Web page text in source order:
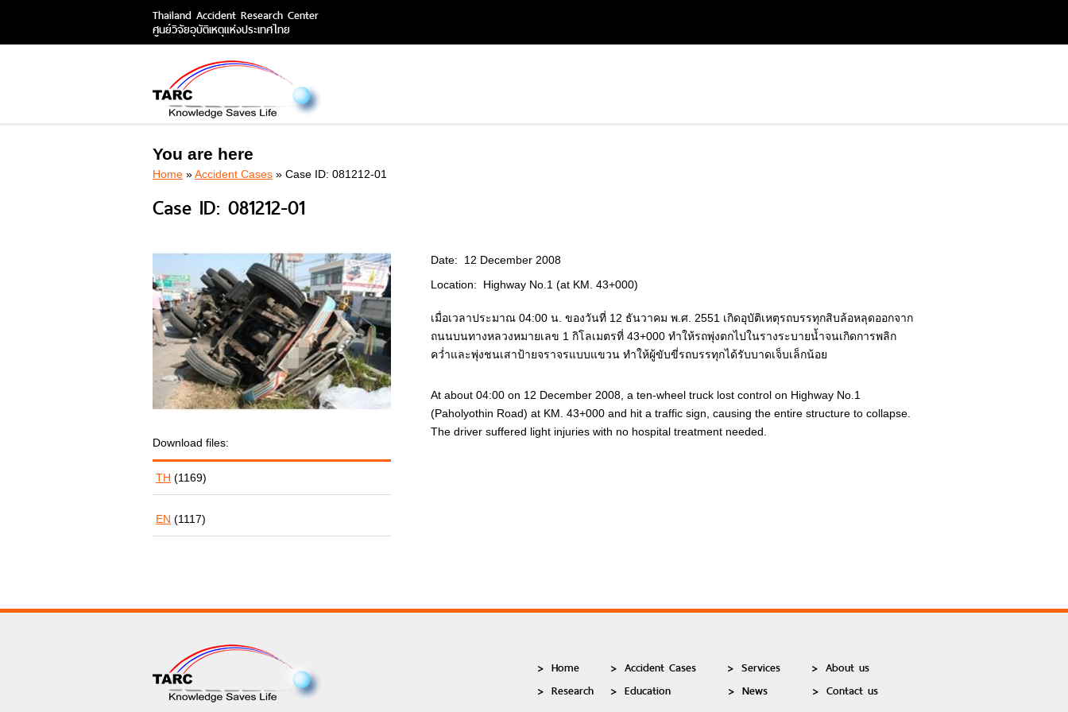
Thailand Accident Research Center
ศูนย์วิจัยอุบัติเหตุแห่งประเทศไทย
You are here
Home »Accident Cases » Case ID: 081212-01
Case ID: 081212-01
Download files:
TH (1169)
EN (1117)
Date:
12 December 2008
Location:
Highway No.1 (at KM. 43+000)
เมื่อเวลาประมาณ 04:00 น. ของวันที่ 12 ธันวาคม พ.ศ. 2551 เกิดอุบัติเหตุรถบรรทุกสิบล้อหลุดออกจาก
ถนนบนทางหลวงหมายเลข 1 กิโลเมตรที่ 43+000 ทำให้รถพุ่งตกไปในรางระบายน้ำจนเกิดการพลิก
คว่ำและพุ่งชนเสาป้ายจราจรแบบแขวน ทำให้ผู้ขับขี่รถบรรทุกได้รับบาดเจ็บเล็กน้อย
At about 04:00 on 12 December 2008, a ten-wheel truck lost control on Highway No.1
(Paholyothin Road) at KM. 43+000 and hit a traffic sign, causing the entire structure to collapse.
The driver suffered light injuries with no hospital treatment needed.
Home Accident Cases Services
About us
Research
Education News Contact us